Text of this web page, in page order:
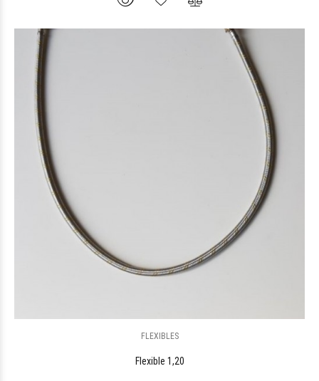
FLEXIBLES
Flexible 1,20